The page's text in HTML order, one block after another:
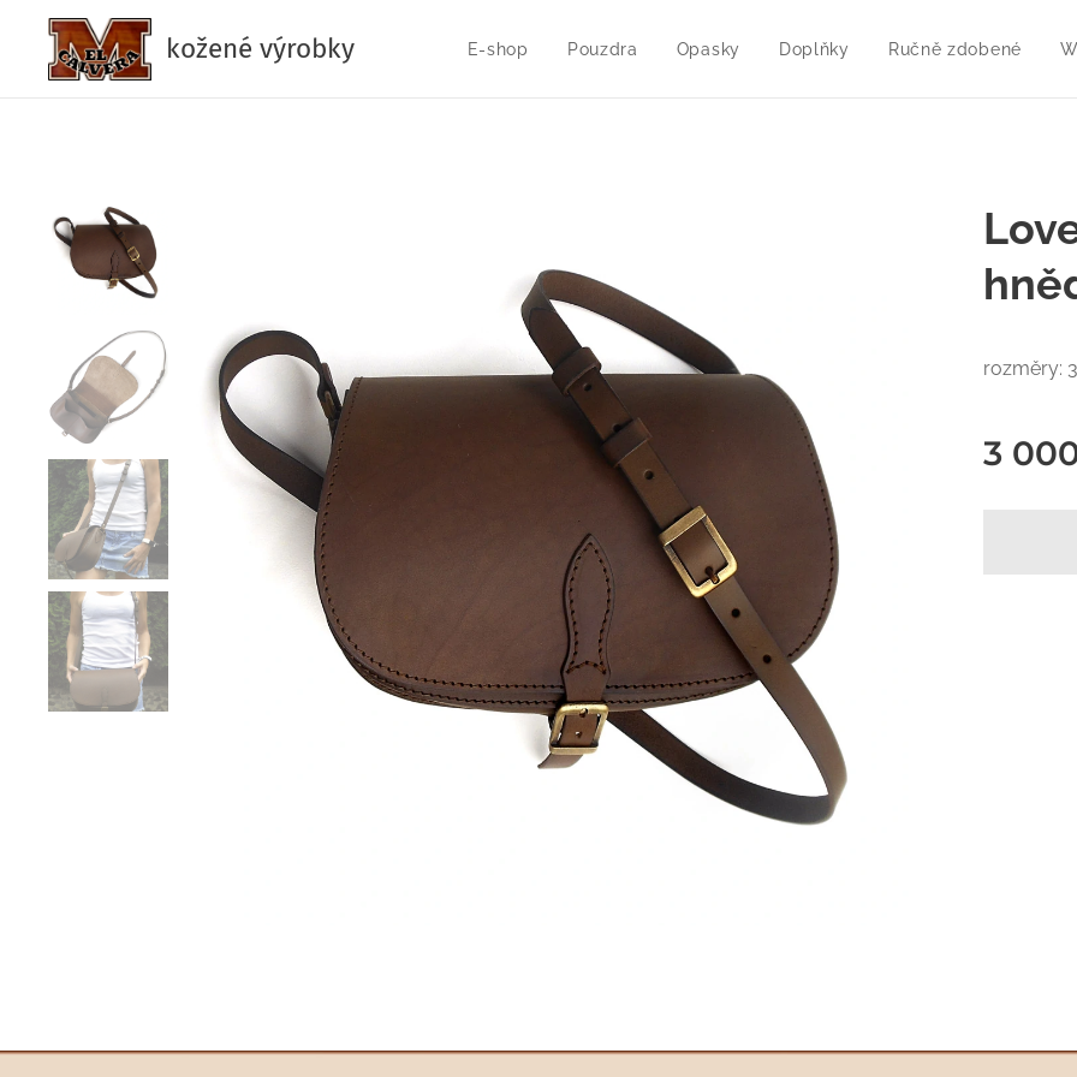
kožené výrobky E-shop Pouzdra Opasky Doplňky Ručně zdobené
rozměry:
3